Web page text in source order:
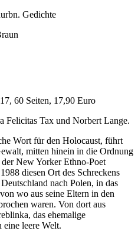
60 Seiten, 17,90 Euro
Felicitas Tax und Norbert Lange.
Wort für den Holocaust, führt
mitten hinein in die Ordnung
New Yorker Ethno-Poet
diesen Ort des Schreckens
nach Polen, in das
wo aus seine Eltern in den
waren. Von dort aus
das ehemalige
eine leere Welt.